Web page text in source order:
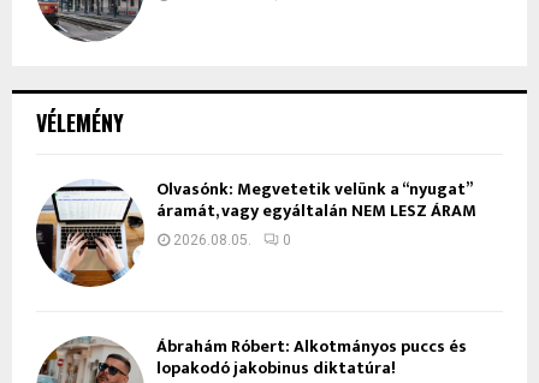
VÉLEMÉNY
Olvasónk: Megvetetik velünk a “nyugat”
áramát, vagy egyáltalán NEM LESZ ÁRAM
2026.08.05. 0
Ábrahám Róbert: Alkotmányos puccs és
lopakodó jakobinus diktatúra!